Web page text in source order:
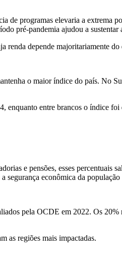
de programas elevaria a extrema
pré-pandemia ajudou a sustentar
renda depende majoritariamente do
o maior índice do país. No
enquanto entre brancos o índice
e pensões, esses percentuais
segurança econômica da população
pela OCDE em 2022. Os
as regiões mais impactadas.